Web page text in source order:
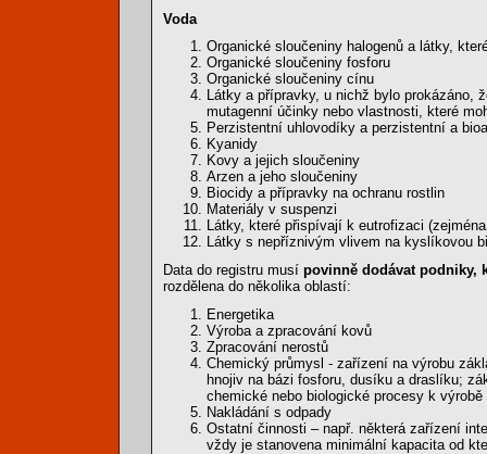
Voda
Organické sloučeniny halogenů a látky,
Organické sloučeniny fosforu
Organické sloučeniny cínu
Látky a přípravky, u nichž bylo prokázáno,
mutagenní účinky nebo vlastnosti, které
Perzistentní uhlovodíky a perzistentní a
Kyanidy
Kovy a jejich sloučeniny
Arzen a jeho sloučeniny
Biocidy a přípravky na ochranu rostlin
Materiály v suspenzi
Látky, které přispívají k eutrofizaci
Látky s nepříznivým vlivem na kyslíkovou
Data do registru musí povinně dodávat podniky,
rozdělena do několika oblastí:
Energetika
Výroba a zpracování kovů
Zpracování nerostů
Chemický průmysl - zařízení na výrobu
hnojiv na bázi fosforu, dusíku a draslíku;
chemické nebo biologické procesy k
Nakládání s odpady
Ostatní činnosti – např. některá zařízení
vždy je stanovena minimální kapacita od